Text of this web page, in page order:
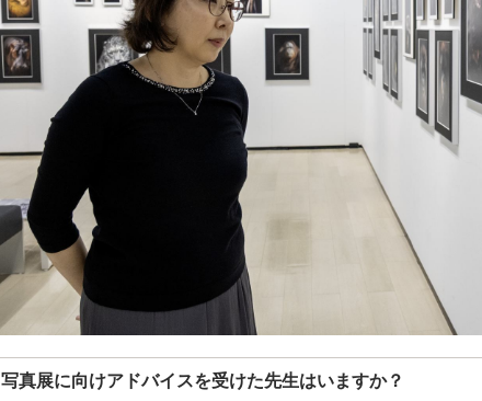
写真展に向けアドバイスを受けた先生はいますか？